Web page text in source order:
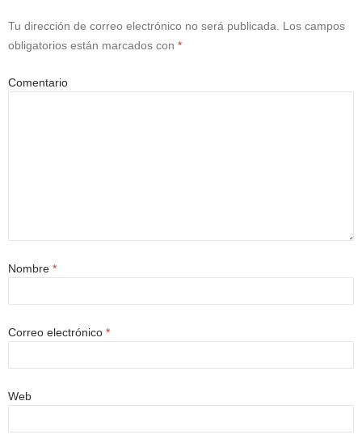
Tu dirección de correo electrónico no será publicada.
Los campos
obligatorios están marcados con *
Comentario
Nombre *
Correo electrónico *
Web